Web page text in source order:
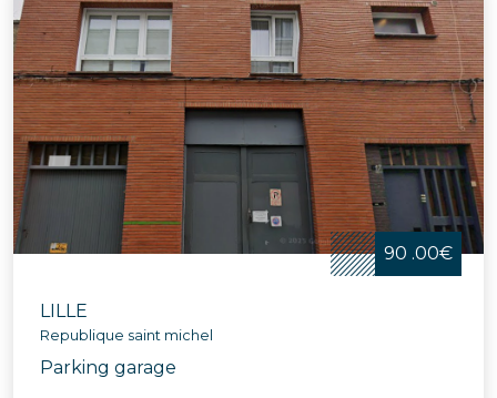
90 .00€
LILLE
Republique saint michel
Parking garage